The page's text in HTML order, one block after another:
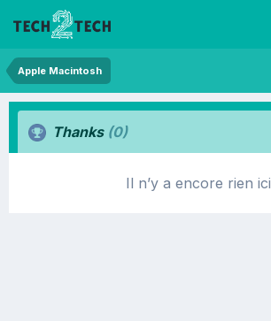
Apple Macintosh
Thanks (0)
Il n’y a encore rien ici